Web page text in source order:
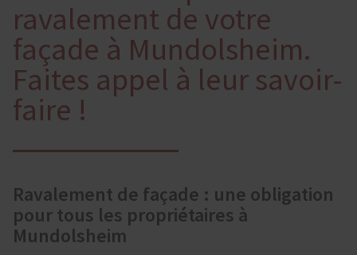
ravalement de votre
façade à Mundolsheim.
Faites appel à leur savoir-
faire !
Ravalement de façade : une obligation
pour tous les propriétaires à
Mundolsheim